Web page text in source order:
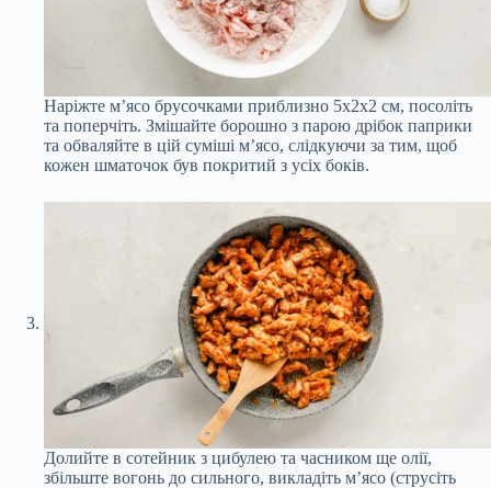
Наріжте м’ясо брусочками приблизно 5х2х2 см, посоліть
та поперчіть. Змішайте борошно з парою дрібок паприки
та обваляйте в цій суміші м’ясо, слідкуючи за тим, щоб
кожен шматочок був покритий з усіх боків.
Долийте в сотейник з цибулею та часником ще олії,
збільште вогонь до сильного, викладіть м’ясо (струсіть